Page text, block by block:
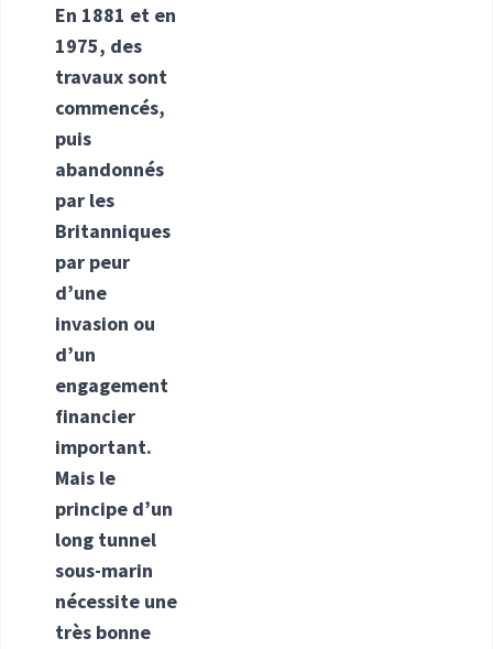
En 1881 et en
1975, des
travaux sont
commencés,
puis
abandonnés
par les
Britanniques
par peur
d’une
invasion ou
d’un
engagement
financier
important.
Mais le
principe d’un
long tunnel
sous-marin
nécessite une
très bonne